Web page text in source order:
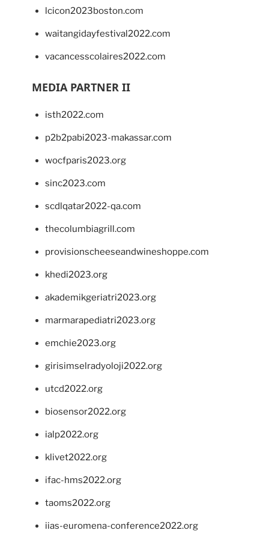
lcicon2023boston.com
waitangidayfestival2022.com
vacancesscolaires2022.com
MEDIA PARTNER II
isth2022.com
p2b2pabi2023-makassar.com
wocfparis2023.org
sinc2023.com
scdlqatar2022-qa.com
thecolumbiagrill.com
provisionscheeseandwineshoppe.com
khedi2023.org
akademikgeriatri2023.org
marmarapediatri2023.org
emchie2023.org
girisimselradyoloji2022.org
utcd2022.org
biosensor2022.org
ialp2022.org
klivet2022.org
ifac-hms2022.org
taoms2022.org
iias-euromena-conference2022.org